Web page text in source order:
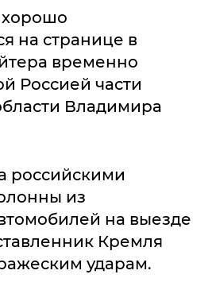
хорошо
на странице в
временно
Россией части
Владимира
российскими
из
на выезде
Кремля
ударам.